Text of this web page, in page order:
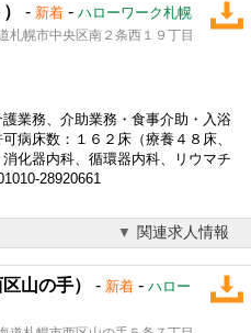
- 新着 - ハローワーク札幌
幌市中央区南２条西１９丁目
護業務、介助業務・食事介助・入浴
病床数：１６２床（療養４８床、
化器内科、循環器内科、リウマチ
28920661
関連求人情報
山の手） - 新着 - ハロー